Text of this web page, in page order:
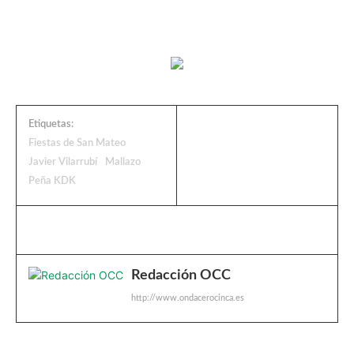
Etiquetas:
Fiestas de San Mateo
Javier Vilarrubí
Mallazo
Peña KDK
Redacción OCC
http://www.ondacerocinca.es